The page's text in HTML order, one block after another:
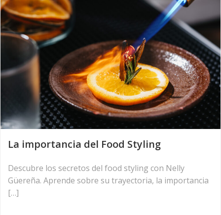
La importancia del Food Styling
Descubre los secretos del food styling con Nelly
Güereña. Aprende sobre su trayectoria, la importancia
[…]